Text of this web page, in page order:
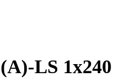
LS 1х240